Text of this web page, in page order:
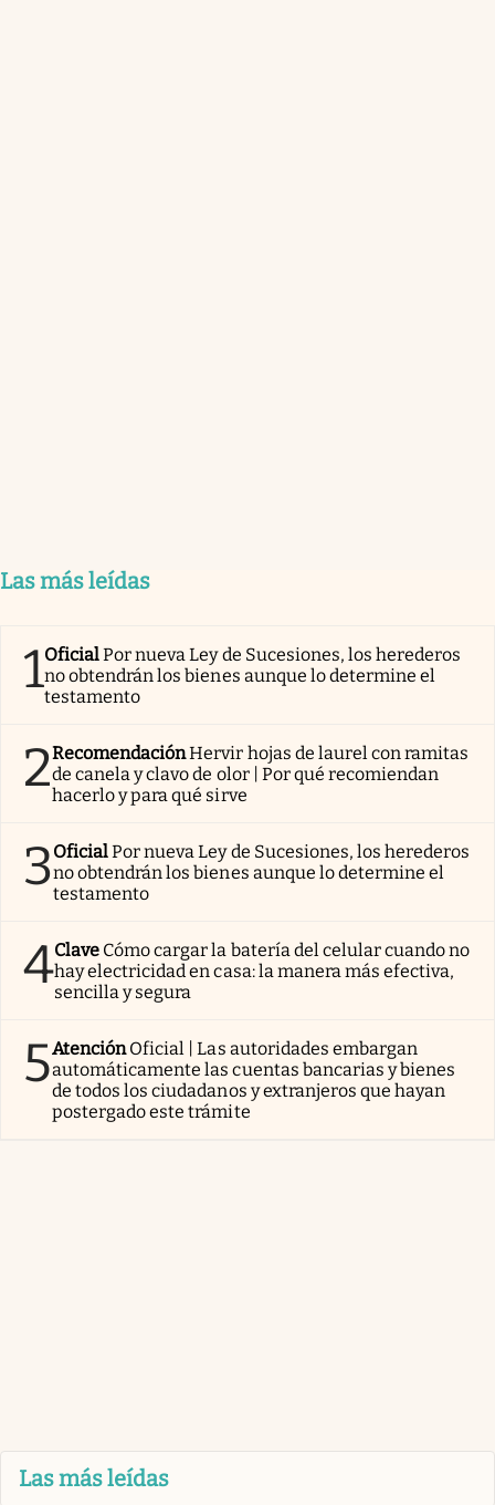
Las más leídas
1OficialPor nueva Ley de Sucesiones, los herederos
no obtendrán los bienes aunque lo determine el
testamento
2RecomendaciónHervir hojas de laurel con ramitas
de canela y clavo de olor | Por qué recomiendan
hacerlo y para qué sirve
3OficialPor nueva Ley de Sucesiones, los herederos
no obtendrán los bienes aunque lo determine el
testamento
4Clave Cómo cargar la batería del celular cuando no
hay electricidad en casa: la manera más efectiva,
sencilla y segura
5AtenciónOficial | Las autoridades embargan
automáticamente las cuentas bancarias y bienes
de todos los ciudadanos y extranjeros que hayan
postergado este trámite
Las más leídas